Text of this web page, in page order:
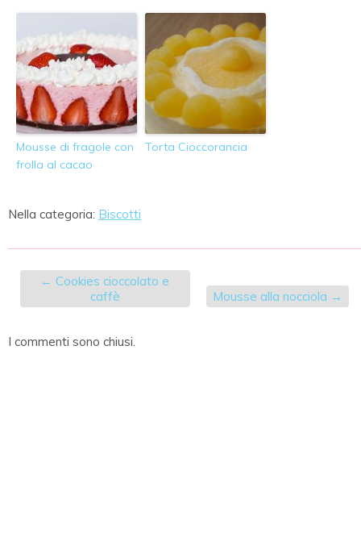
Mousse di fragole con
frolla al cacao
Torta Cioccorancia
Nella categoria: Biscotti
← Cookies cioccolato e
caffè
Mousse alla nocciola →
I commenti sono chiusi.